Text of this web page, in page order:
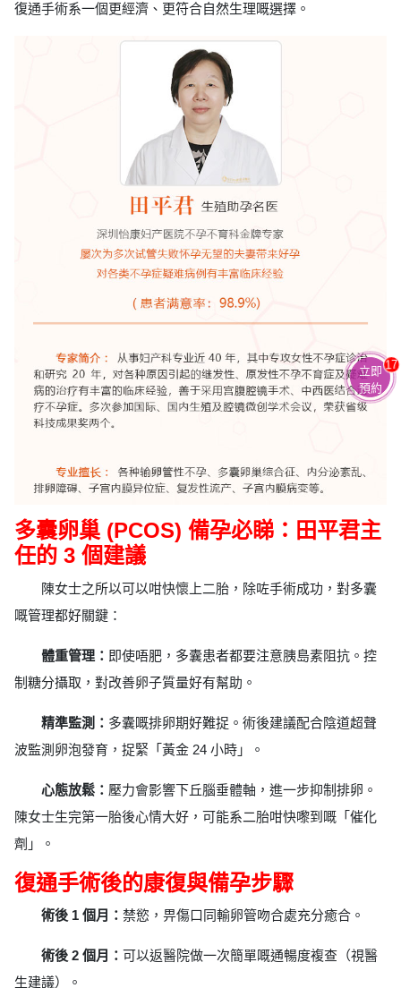
復通手術系一個更經濟、更符合自然生理嘅選擇。
多囊卵巢 (PCOS) 備孕必睇：田平君主
任的 3 個建議
陳女士之所以可以咁快懷上二胎，除咗手術成功，對多囊
嘅管理都好關鍵：
體重管理： 即使唔肥，多囊患者都要注意胰島素阻抗。控
制糖分攝取，對改善卵子質量好有幫助。
精準監測： 多囊嘅排卵期好難捉。術後建議配合陰道超聲
波監測卵泡發育，捉緊「黃金 24 小時」。
心態放鬆： 壓力會影響下丘腦垂體軸，進一步抑制排卵。
陳女士生完第一胎後心情大好，可能系二胎咁快嚟到嘅「催化
劑」。
復通手術後的康復與備孕步驟
術後 1 個月： 禁慾，畀傷口同輸卵管吻合處充分癒合。
術後 2 個月： 可以返醫院做一次簡單嘅通暢度複查（視醫
生建議）。
立即
預約
17